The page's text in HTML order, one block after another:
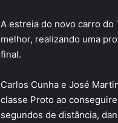
A estreia do novo carro do
melhor, realizando uma
final.
Carlos Cunha e José
classe Proto ao
segundos de distância,